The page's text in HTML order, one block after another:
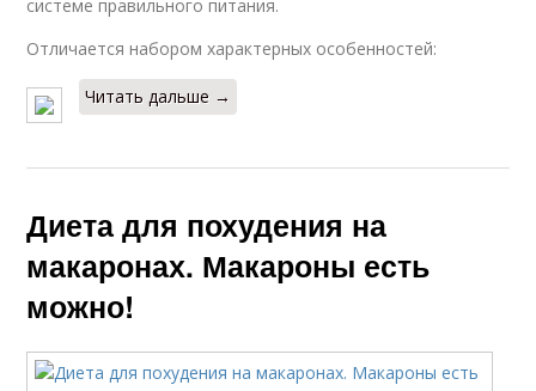
системе правильного питания.
Отличается набором характерных особенностей:
Читать дальше →
Диета для похудения на
макаронах. Макароны есть
можно!